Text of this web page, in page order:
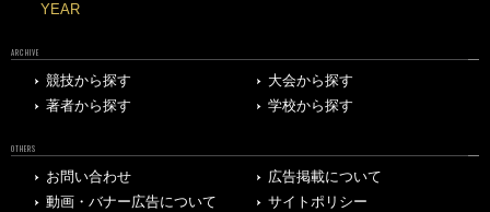
YEAR
ARCHIVE
競技から探す
大会から探す
著者から探す
学校から探す
OTHERS
お問い合わせ
広告掲載について
動画・バナー広告について
サイトポリシー